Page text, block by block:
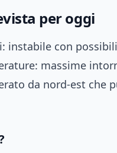
per oggi
instabile con
massime
da nord-est che